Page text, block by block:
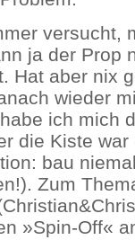
versucht,
ja der Prop
Hat aber nix
wieder
ich mich
die Kiste
bau
Zum
»Spin-Off«